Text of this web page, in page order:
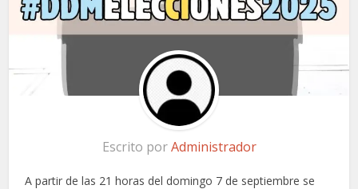
Escrito porAdministrador
A partir de las 21 horas del domingo 7 de septiembre se